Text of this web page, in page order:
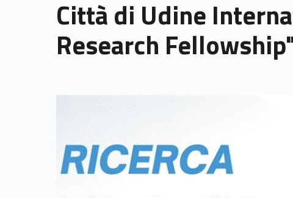
Città di Udine
Research
Link identifier archive #link-archive-thumb-soap-84952